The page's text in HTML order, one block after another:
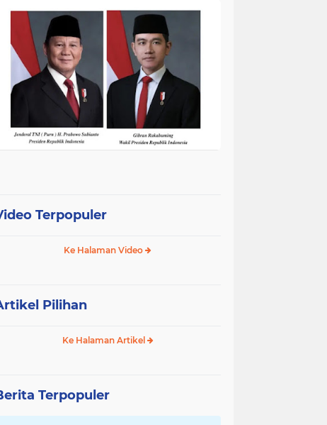
Terpopuler
Ke Halaman Video
Pilihan
Ke Halaman Artikel
Terpopuler